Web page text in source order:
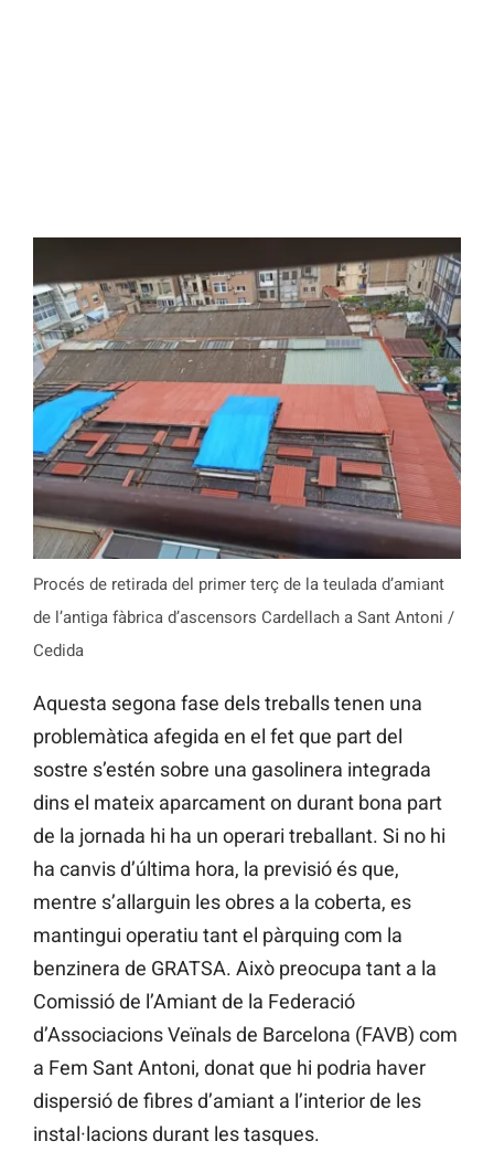
Procés de retirada del primer terç de la teulada d’amiant
de l’antiga fàbrica d’ascensors Cardellach a Sant Antoni /
Cedida
Aquesta segona fase dels treballs tenen una
problemàtica afegida en el fet que part del
sostre s’estén sobre una gasolinera integrada
dins el mateix aparcament on durant bona part
de la jornada hi ha un operari treballant. Si no hi
ha canvis d’última hora, la previsió és que,
mentre s’allarguin les obres a la coberta, es
mantingui operatiu tant el pàrquing com la
benzinera de GRATSA. Això preocupa tant a la
Comissió de l’Amiant de la Federació
d’Associacions Veïnals de Barcelona (FAVB) com
a Fem Sant Antoni, donat que hi podria haver
dispersió de fibres d’amiant a l’interior de les
instal·lacions durant les tasques.